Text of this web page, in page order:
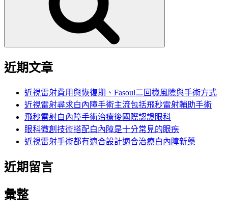
近期文章
近視雷射費用與恢復期、Fasoul二回機風險與手術方式
近視雷射尋求白內障手術主流包括飛秒雷射輔助手術
飛秒雷射白內障手術治療後國際認證眼科
眼科微創技術搭配白內障是十分常見的眼疾
近視雷射手術都有適合設計適合治療白內障新藥
近期留言
彙整